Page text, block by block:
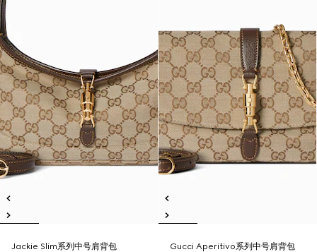
Jackie Slim系列中号肩背包
Gucci Aperitivo系列中号肩背包